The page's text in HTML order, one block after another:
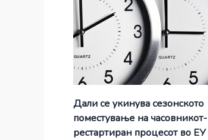
Дали се укинува сезонското
поместување на часовникот-
рестартиран процесот во ЕУ